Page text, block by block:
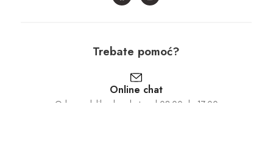
Trebate pomoć?
Online chat
Od ponedeljka do subote od 08:00 do 17:00